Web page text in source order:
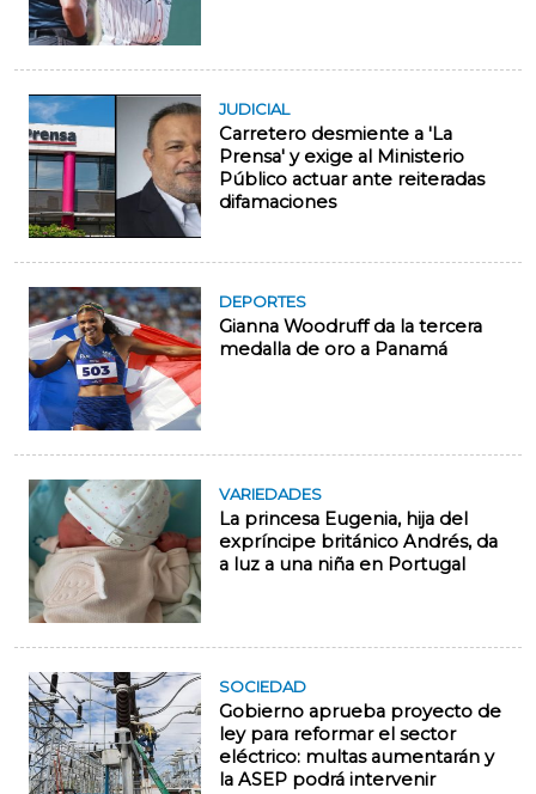
JUDICIAL
Carretero desmiente a 'La
Prensa' y exige al Ministerio
Público actuar ante reiteradas
difamaciones
DEPORTES
Gianna Woodruff da la tercera
medalla de oro a Panamá
VARIEDADES
La princesa Eugenia, hija del
expríncipe británico Andrés, da
a luz a una niña en Portugal
SOCIEDAD
Gobierno aprueba proyecto de
ley para reformar el sector
eléctrico: multas aumentarán y
la ASEP podrá intervenir